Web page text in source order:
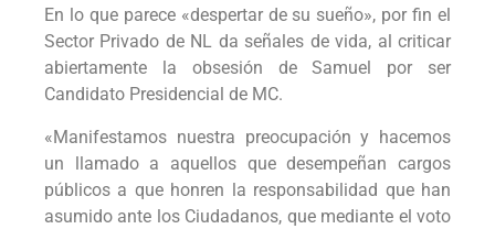
En lo que parece «despertar de su sueño», por fin el
Sector Privado de NL da señales de vida, al criticar
abiertamente la obsesión de Samuel por ser
Candidato Presidencial de MC.
«Manifestamos nuestra preocupación y hacemos
un llamado a aquellos que desempeñan cargos
públicos a que honren la responsabilidad que han
asumido ante los Ciudadanos, que mediante el voto